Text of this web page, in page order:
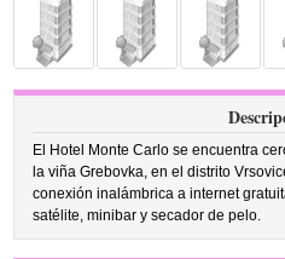
El Hotel Monte Carlo se encuentra
la viña Grebovka, en el distrito
conexión inalámbrica a internet
satélite, minibar y secador de pelo.